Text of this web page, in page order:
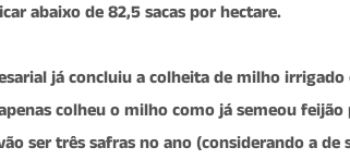
abaixo de 82,5 sacas por hectare.
já concluiu a colheita de milho irrigado
colheu o milho como já semeou
ser três safras no ano (considerando a